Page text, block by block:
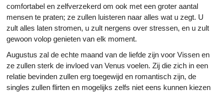
comfortabel en zelfverzekerd om ook met een groter aantal
mensen te praten; ze zullen luisteren naar alles wat u zegt. U
zult alles laten stromen, u zult nergens over stressen, en u zult
gewoon volop genieten van elk moment.
Augustus zal de echte maand van de liefde zijn voor Vissen en
ze zullen sterk de invloed van Venus voelen. Zij die zich in een
relatie bevinden zullen erg toegewijd en romantisch zijn, de
singles zullen flirten en mogelijks zelfs niet eens kunnen kiezen